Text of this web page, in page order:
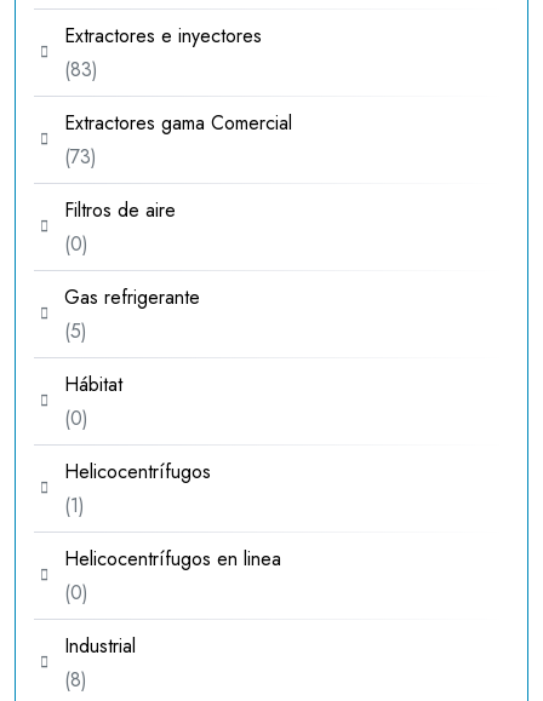
productos
Extractores e inyectores
8383
productos
Extractores gama Comercial
7373
productos
Filtros de aire
00
productos
Gas refrigerante
55
productos
Hábitat
00
productos
Helicocentrífugos
11
producto
Helicocentrífugos en linea
00
productos
Industrial
88